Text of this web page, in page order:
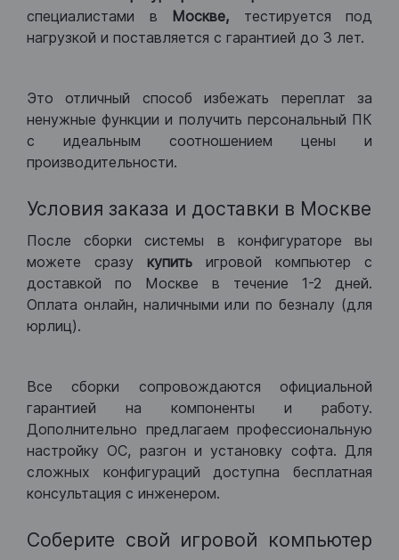
специалистами в Москве, тестируется под
нагрузкой и поставляется с гарантией до 3 лет.
Это отличный способ избежать переплат за
ненужные функции и получить персональный ПК
с идеальным соотношением цены и
производительности.
Условия заказа и доставки в Москве
После сборки системы в конфигураторе вы
можете сразу купить игровой компьютер с
доставкой по Москве в течение 1-2 дней.
Оплата онлайн, наличными или по безналу (для
юрлиц).
Все сборки сопровождаются официальной
гарантией на компоненты и работу.
Дополнительно предлагаем профессиональную
настройку ОС, разгон и установку софта. Для
сложных конфигураций доступна бесплатная
консультация с инженером.
Соберите свой игровой компьютер